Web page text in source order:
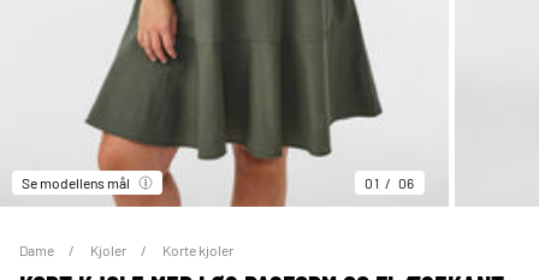
Se modellens mål 01 06
Dame Kjoler Korte kjoler